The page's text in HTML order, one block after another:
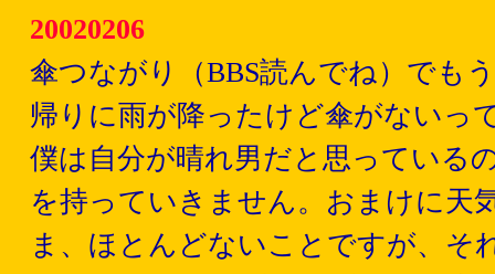
20020206
傘つながり（BBS読んでね）でも
帰りに雨が降ったけど傘がないっ
僕は自分が晴れ男だと思っている
を持っていきません。おまけに天
ま、ほとんどないことですが、そ